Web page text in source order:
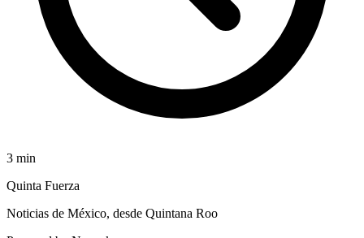
3 min
Quinta Fuerza
Noticias de México, desde Quintana Roo